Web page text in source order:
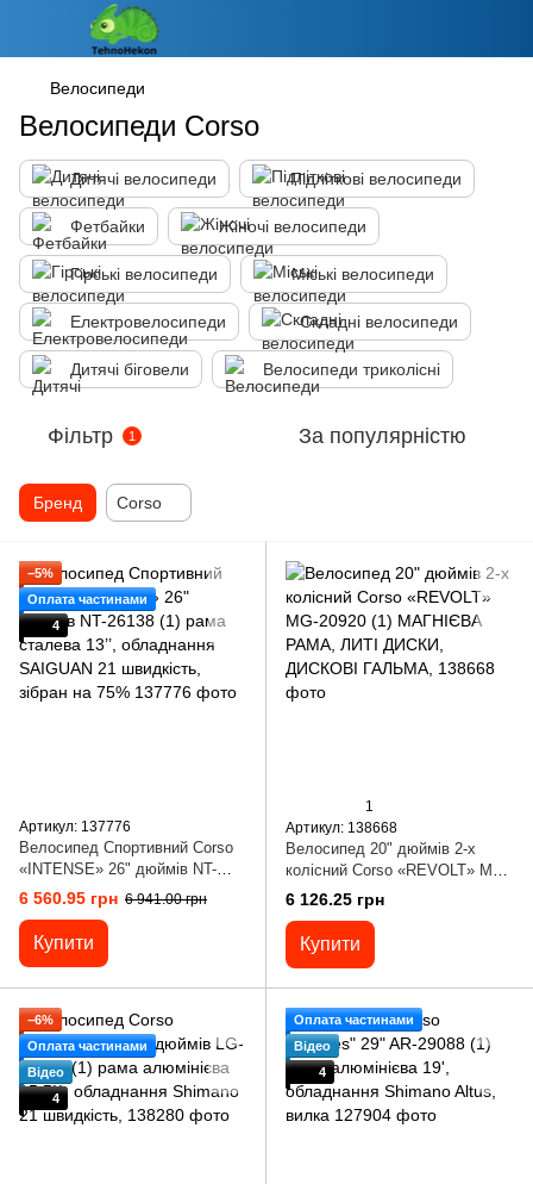
Велосипеди
Велосипеди Corso
Дитячі велосипеди Підліткові велосипеди
Фетбайки Жіночі велосипеди
Гірські велосипеди Міські велосипеди
Електровелосипеди Складні велосипеди
Дитячі біговели Велосипеди триколісні
Фільтр 1 За популярністю
Бренд Corso
−5%
Оплата частинами
4
Артикул: 137776
Велосипед Спортивний Corso
«INTENSE» 26" дюймів NT-
26138 (1) рама сталева 13’’,
обладнання SAIGUAN 21
швидкість, зібран на 75%
6 560.95 грн 6 941.00 грн
Купити
1
Артикул: 138668
Велосипед 20" дюймів 2-х
колісний Corso «REVOLT» MG-
20920 (1) МАГНІЄВА РАМА,
ЛИТІ ДИСКИ, ДИСКОВІ
ГАЛЬМА,
6 126.25 грн
Купити
−6%
Оплата частинами
Відео
4
Оплата частинами
Відео
4